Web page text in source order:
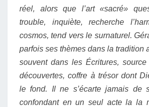
réel, alors que l’art «sacré»
trouble, inquiète, recherche
cosmos, tend vers le surnaturel.
parfois ses thèmes dans la tradition
souvent dans les Écritures,
découvertes, coffre à trésor dont
le fond. Il ne s’écarte jamais de
confondant en un seul acte la la